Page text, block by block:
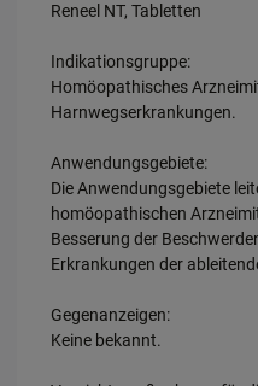
Reneel NT, Tabletten
Indikationsgruppe:
Homöopathisches
Harnwegserkrankungen.
Anwendungsgebiete:
Die Anwendungsgebiete
homöopathischen
Besserung der
Erkrankungen der
Gegenanzeigen:
Keine bekannt.